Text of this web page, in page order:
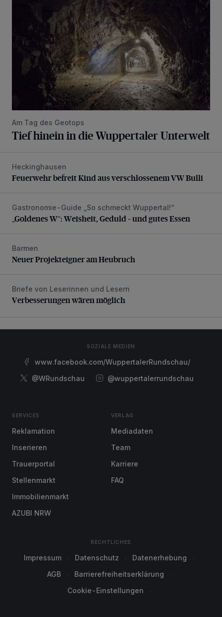
Am Tag des Geotops
Tief hinein in die Wuppertaler Unterwelt
Feuerwehr befreit Kind aus verschlossenem VW Bulli
Heckinghausen
Feuerwehr befreit Kind aus verschlossenem VW Bulli
„Goldenes W“: Weisheit, Geduld – und gutes Essen
Gastronomie-Guide „So schmeckt Wuppertal!“
„Goldenes W“: Weisheit, Geduld – und gutes Essen
Neuer Projekteigner am Heubruch
Barmen
Neuer Projekteigner am Heubruch
Verbesserungen wären möglich
Briefe von Leserinnen und Lesern
Verbesserungen wären möglich
SOZIALE MEDIEN
www.facebook.com/WuppertalerRundschau/
@WRundschau
@wuppertalerrundschau
SERVICES
Reklamation
Inserieren
Trauerportal
Stellenmarkt
Immobilienmarkt
AZUBI NRW
VERLAG
Mediadaten
Team
Karriere
FAQ
RECHTLICHES
Impressum Datenschutz
Datenerhebung
AGB
Barrierefreiheitserklärung
Cookie-Einstellungen